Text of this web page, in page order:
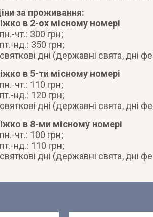
за проживання:
в 2-ох місному номері
чт.: 300 грн;
нд.: 350 грн;
святкові дні (державні свята, дні
в 5-ти місному номері
чт.: 110 грн;
нд.: 120 грн;
святкові дні (державні свята, дні
в 8-ми місному номері
чт.: 100 грн;
нд.: 110 грн;
святкові дні (державні свята, дні